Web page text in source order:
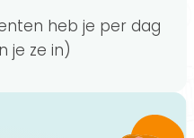
heb je per dag
je ze in)